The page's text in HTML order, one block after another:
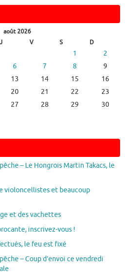
août 2026
J V S D
1
2
6 7 8
9
13 14 15
16
20 21 22
23
27 28 29
30
– Le Hongrois Martin Takacs, le
violoncellistes et beaucoup
et des vachettes
inscrivez-vous !
le feu est fixé
– Coup d’envoi ce vendredi